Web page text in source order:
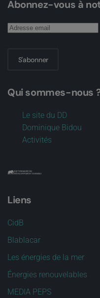
Abonnez-vous à
S'abonner
Qui sommes-nous
Le site du DD
Dominique Bidou
Activités
Liens
CidB
Blablacar
Les énergies de la mer
Énergies renouvelables
MEDIA PEPS